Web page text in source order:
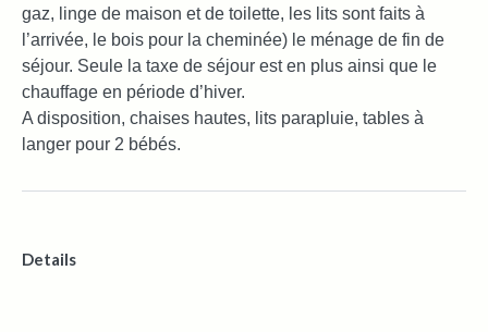
gaz, linge de maison et de toilette, les lits sont faits à
l’arrivée, le bois pour la cheminée) le ménage de fin de
séjour. Seule la taxe de séjour est en plus ainsi que le
chauffage en période d’hiver.
A disposition, chaises hautes, lits parapluie, tables à
langer pour 2 bébés.
Details